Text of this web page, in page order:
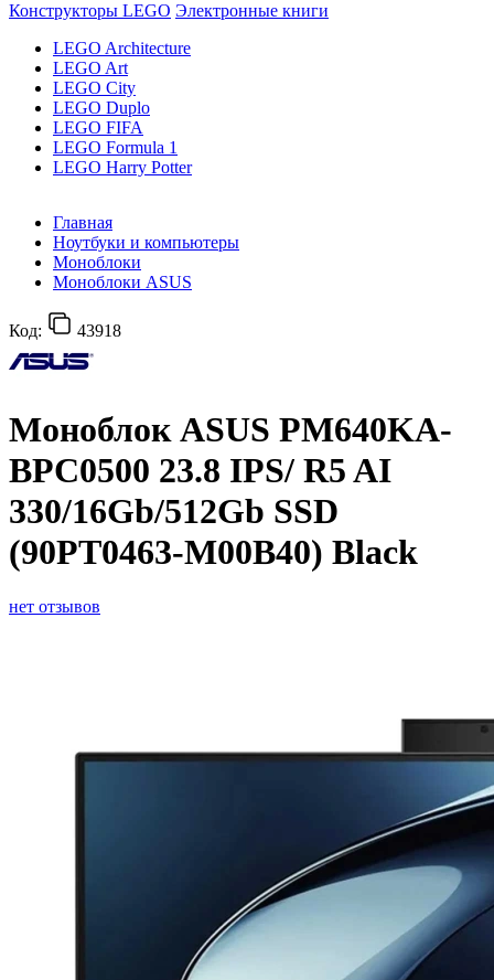
Конструкторы LEGO Электронные книги
LEGO Architecture
LEGO Art
LEGO City
LEGO Duplo
LEGO FIFA
LEGO Formula 1
LEGO Harry Potter
Главная
Ноутбуки и компьютеры
Моноблоки
Моноблоки ASUS
Код: 43918
Моноблок ASUS PM640KA-
BPC0500 23.8 IPS/ R5 AI
330/16Gb/512Gb SSD
(90PT0463-M00B40) Black
нет отзывов